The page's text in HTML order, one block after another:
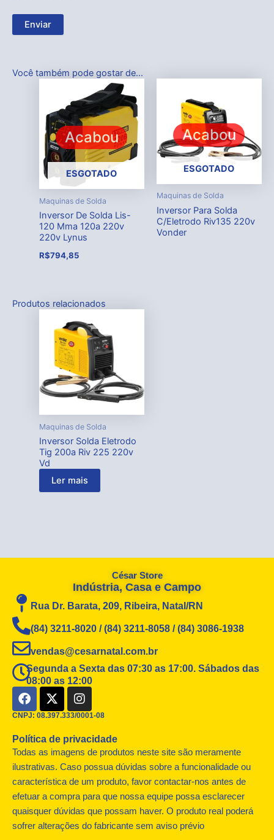
Você também pode gostar de…
Acabou
ESGOTADO
Maquinas de Solda
Inversor De Solda Lis-
120 Mma 120a 220v
220v Lynus
R$794,85
Acabou
ESGOTADO
Maquinas de Solda
Inversor Para Solda
C/Eletrodo Riv135 220v
Vonder
Produtos relacionados
Maquinas de Solda
Inversor Solda Eletrodo
Tig 200a Riv 225 220v
Vd
Ler mais
César Store
Indústria, Casa e Campo
Rua Dr. Barata, 209, Ribeira, Natal/RN
(84) 3211-8020 / (84) 3211-8058 / (84) 3086-1938
vendas@cesarnatal.com.br
Segunda a Sexta das 07:30 as 17:00. Sábados das
08:00 as 12:00
F
a
c
b
o
o
k
X
-
t
i
t
t
e
I
n
s
a
g
r
a
CNPJ: 08.397.333/0001-08
Política de privacidade
Todas as imagens de produtos neste site são meramente
ilustrativas. Caso possua dúvidas sobre a funcionalidade ou
característica de um produto, favor contactar-nos antes de
efetuar a compra para que nossa equipe possa esclarecer
quaisquer dúvidas que possam haver. O produto real poderá
sofrer alterações do fabricante sem aviso prévio